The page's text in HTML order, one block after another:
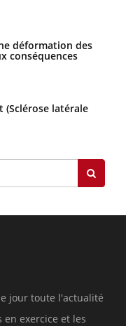
déformation des
conséquences
(Sclérose latérale
jour toute l'actualité
exercice et les